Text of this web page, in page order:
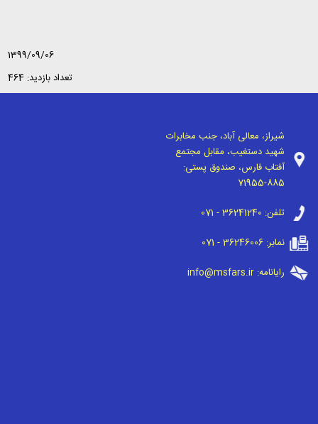
1399/09/06
تعداد بازدید: 464
شیراز، معالی آباد، جنب مخابرات
شهید دستغیب، مقابل مجتمع
آفتاب فارس، صندوق پستی:
71955-885
تلفن: 071 - 36241240
نمابر:071 - 36246006
رایانامه:info@msfars.ir